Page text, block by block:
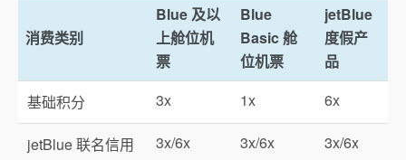
消费类别
Blue 及以
上舱位机
票
Blue
Basic 舱
位机票
jetBlue
度假产
品
基础积分
3x 1x 6x
jetBlue 联名信用
3x/6x 3x/6x 3x/6x